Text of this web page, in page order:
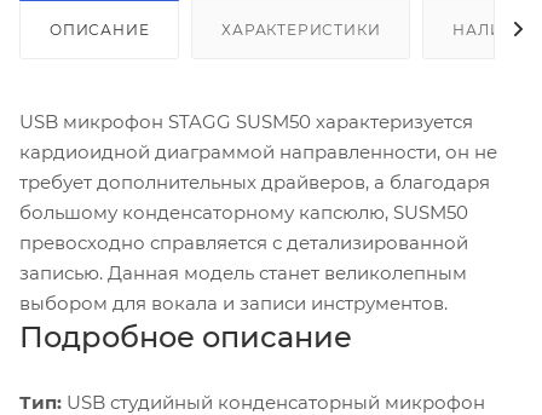
ОПИСАНИЕ ХАРАКТЕРИСТИКИ НАЛИЧИЕ
USB микрофон STAGG SUSM50 характеризуется
кардиоидной диаграммой направленности, он не
требует дополнительных драйверов, а благодаря
большому конденсаторному капсюлю, SUSM50
превосходно справляется с детализированной
записью. Данная модель станет великолепным
выбором для вокала и записи инструментов.
Подробное описание
Тип: USB студийный конденсаторный микрофон